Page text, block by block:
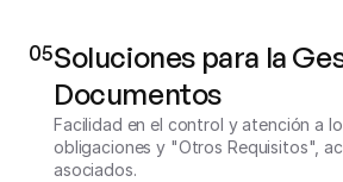
05Soluciones para la
Documentos
Facilidad en el control y atención a
obligaciones y "Otros Requisitos",
asociados.